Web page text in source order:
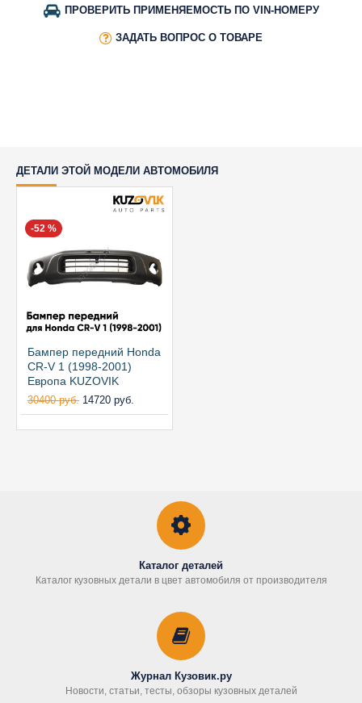
ПРОВЕРИТЬ ПРИМЕНЯЕМОСТЬ ПО VIN-НОМЕРУ
ЗАДАТЬ ВОПРОС О ТОВАРЕ
ДЕТАЛИ ЭТОЙ МОДЕЛИ АВТОМОБИЛЯ
-52 %
Бампер передний Honda
CR-V 1 (1998-2001)
Европа KUZOVIK
30400 руб. 14720 руб.
Каталог деталей
Каталог кузовных детали в цвет автомобиля от производителя
Журнал Кузовик.ру
Новости, статьи, тесты, обзоры кузовных деталей